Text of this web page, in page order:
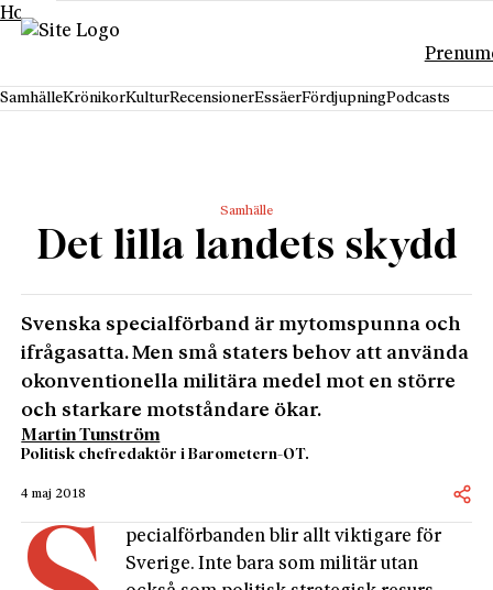
Hoppa till innehåll
SamhälleKrönikorKulturRecensionerEssäerFördjupningPodcasts
Samhälle
Det lilla landets skydd
Svenska specialförband är mytomspunna och
ifrågasatta. Men små staters behov att använda
okonventionella militära medel mot en större
och starkare motståndare ökar.
Martin Tunström
Politisk chefredaktör i Barometern-OT.
4 maj 2018
pecialförbanden blir allt viktigare för
Sverige. Inte bara som militär utan